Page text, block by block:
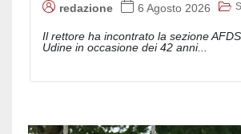
redazione 6 Agosto 2026
Il rettore ha incontrato la sezione
Udine in occasione dei 42 anni...